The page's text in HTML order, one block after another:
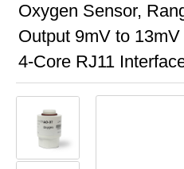
Oxygen Sensor,
Output 9mV to
4-Core RJ11